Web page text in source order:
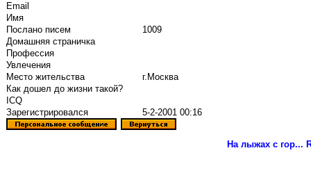
Email
Имя
Послано писем
1009
Домашняя страничка
Профессия
Увлечения
Место жительства
г.Москва
Как дошел до жизни такой?
ICQ
Зарегистрировался
5-2-2001 00:16
На лыжах с гор...